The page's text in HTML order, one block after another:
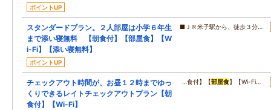
ポイントUP
スタンダードプラン。２人部屋は小学６年生
まで添い寝無料 【朝食付】【部屋食】【W
i-Fi】【添い寝無料】
ポイントUP
■ＪＲ米子駅から、徒歩３分…
チェックアウト時間が、お昼１２時までゆっ
くりできるレイトチェックアウトプラン【朝
食付】【Wi-Fi】
…食付】【部屋食】【Wi-Fi…